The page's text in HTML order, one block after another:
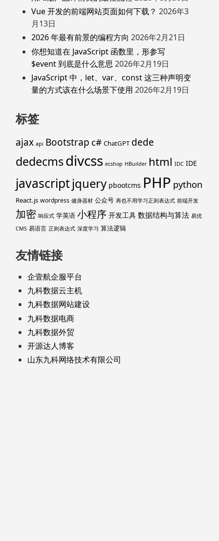
Vue 开发的前端网站页面如何下载？ 2026年3
月13日
2026 年最有前景的编程方向 2026年2月21日
你想知道在 JavaScript 函数里，形参写
$event 到底是什么意思 2026年2月19日
JavaScript 中，let、var、const 这三种声明变
量的方式该在什么场景下使用 2026年2月19日
标签
ajax api Bootstrap c# ChatGPT dede
dedecmsdivcss ecshop HBuilder html IDC IDE
javascriptjquery pbootcms PHP python
React.js wordpress 健身器材 公众号 再也不用学习正则表达式 前端开发
加密 响应式 学英语 小程序 开发工具 数据结构与算法 易优
CMS 易语言 正则表达式 深度学习 算法逻辑
友情链接
企壹航企服平台
九科数据云主机
九科数据网站建设
九科数据电商
九科数据外贸
开源达人博客
山东九科网络技术有限公司